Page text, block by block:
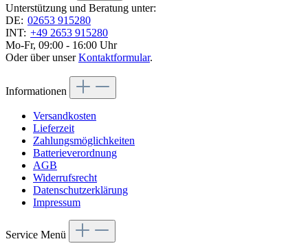
Unterstützung und Beratung unter:
DE: 02653 915280
INT: +49 2653 915280
Mo-Fr, 09:00 - 16:00 Uhr
Oder über unserKontaktformular.
Informationen
Versandkosten
Lieferzeit
Zahlungsmöglichkeiten
Batterieverordnung
AGB
Widerrufsrecht
Datenschutzerklärung
Impressum
Service Menü